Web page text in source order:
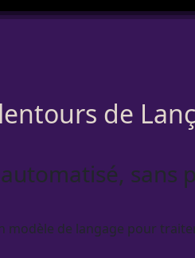
de
sans
modèle de langage pour